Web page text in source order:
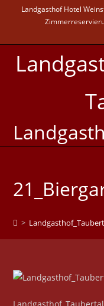
Landgasthof Hotel
>